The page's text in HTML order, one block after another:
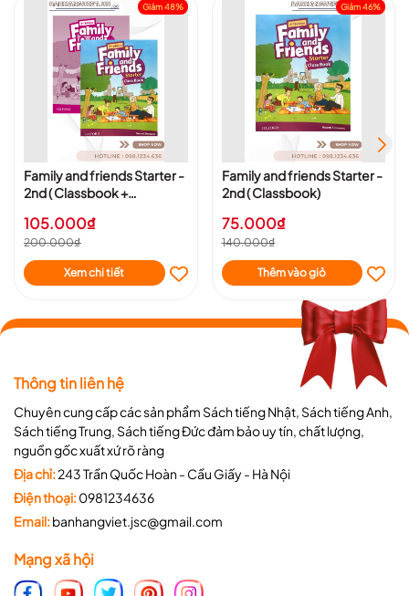
Giảm 48%
Family and friends Starter -
2nd ( Classbook +
105.000₫
200.000₫
Xem chi tiết
Giảm 46%
Family and friends Starter -
2nd ( Classbook)
75.000₫
140.000₫
Thêm vào giỏ
Thông tin liên hệ
Chuyên cung cấp các sản phẩm Sách tiếng Nhật, Sách tiếng Anh,
Sách tiếng Trung, Sách tiếng Đức đảm bảo uy tín, chất lượng,
nguồn gốc xuất xứ rõ ràng
Địa chỉ:243 Trần Quốc Hoàn - Cầu Giấy - Hà Nội
Điện thoại:0981234636
Email:banhangviet.jsc@gmail.com
Mạng xã hội